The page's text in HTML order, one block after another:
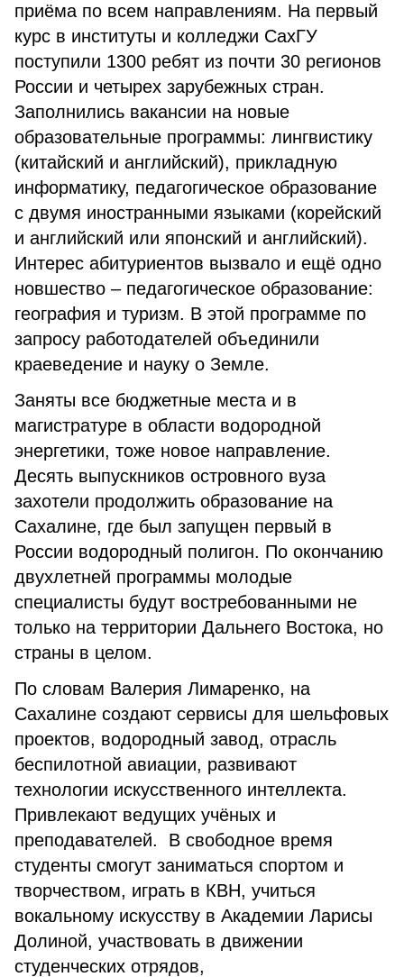
приёма по всем направлениям. На первый
курс в институты и колледжи СахГУ
поступили 1300 ребят из почти 30 регионов
России и четырех зарубежных стран.
Заполнились вакансии на новые
образовательные программы: лингвистику
(китайский и английский), прикладную
информатику, педагогическое образование
с двумя иностранными языками (корейский
и английский или японский и английский).
Интерес абитуриентов вызвало и ещё одно
новшество – педагогическое образование:
география и туризм. В этой программе по
запросу работодателей объединили
краеведение и науку о Земле.
Заняты все бюджетные места и в
магистратуре в области водородной
энергетики, тоже новое направление.
Десять выпускников островного вуза
захотели продолжить образование на
Сахалине, где был запущен первый в
России водородный полигон. По окончанию
двухлетней программы молодые
специалисты будут востребованными не
только на территории Дальнего Востока, но
страны в целом.
По словам Валерия Лимаренко, на
Сахалине создают сервисы для шельфовых
проектов, водородный завод, отрасль
беспилотной авиации, развивают
технологии искусственного интеллекта.
Привлекают ведущих учёных и
преподавателей. В свободное время
студенты смогут заниматься спортом и
творчеством, играть в КВН, учиться
вокальному искусству в Академии Ларисы
Долиной, участвовать в движении
студенческих отрядов,